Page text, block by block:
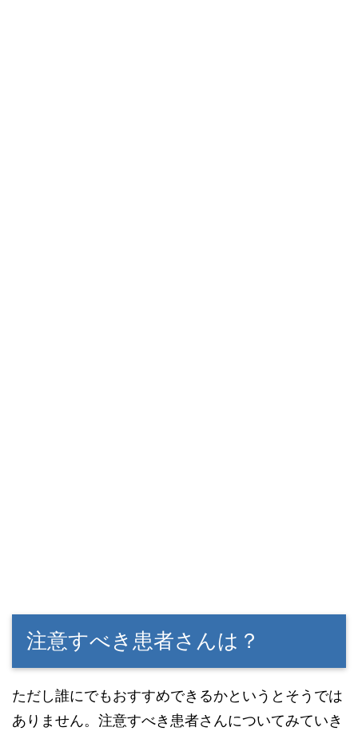
注意すべき患者さんは？
ただし誰にでもおすすめできるかというとそうでは
ありません。注意すべき患者さんについてみていき